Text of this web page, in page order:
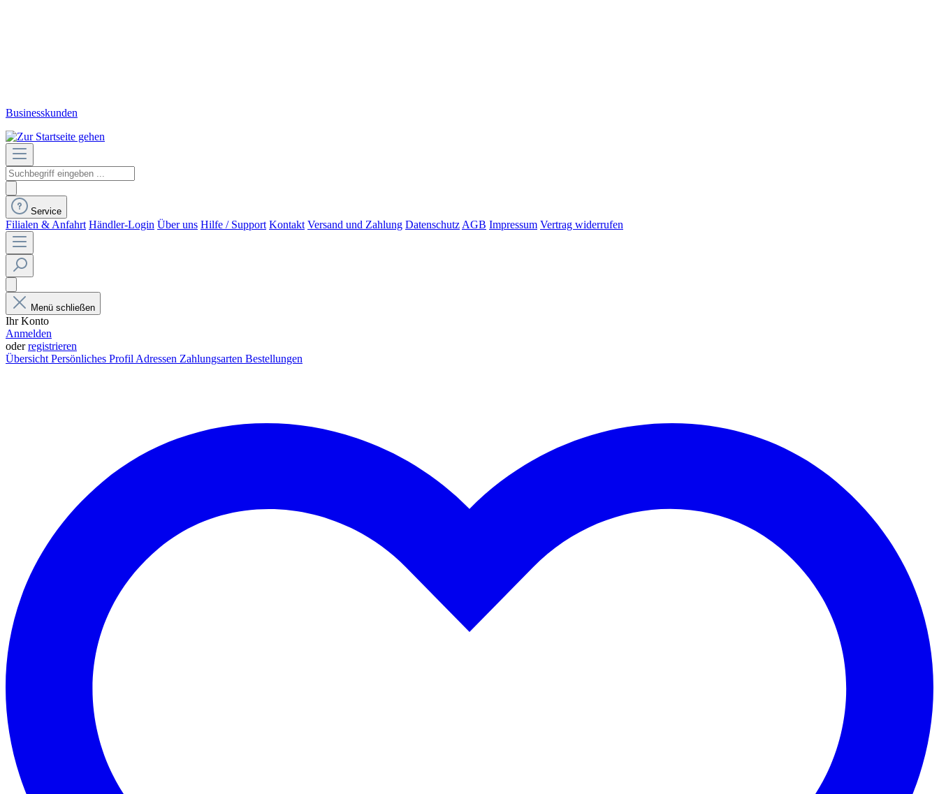
Businesskunden
Service
Filialen & Anfahrt Händler-Login Über uns Hilfe / Support Kontakt Versand und Zahlung DatenschutzAGB Impressum Vertrag widerrufen
Menü schließen
Ihr Konto
Anmelden
oderregistrieren
ÜbersichtPersönliches ProfilAdressen Zahlungsarten Bestellungen